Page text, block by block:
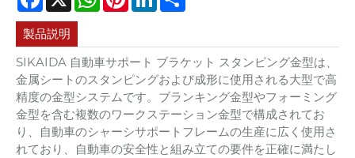
製品説明
SIKAIDA 自動車サポート ブラケット スタンピング金型は、
金属シートのスタンピングおよび成形に使用される大型で高
精度の金型システムです。ブランキング金型やフォーミング
金型を含む複数のワークステーション金型で構成されてお
り、自動車のシャーシサポートフレームの生産に広く使用さ
れており、自動車の安全性と組み立ての要件を正確に満たし